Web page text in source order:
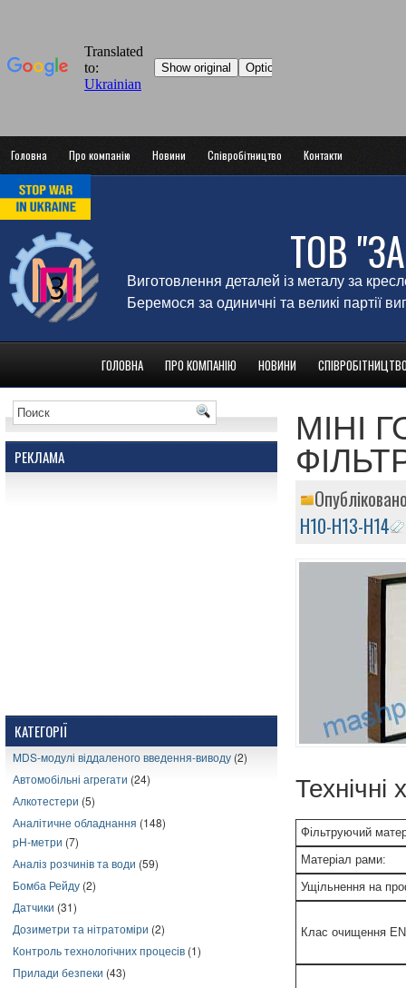
Головна Про компанію Новини Співробітництво Контакти
ТОВ
Виготовлення деталей із металу за
Беремося за одиничні та великі партії
ГОЛОВНА ПРО КОМПАНІЮ НОВИНИ
РЕКЛАМА
КАТЕГОРІЇ
MDS-модулі віддаленого введення-виводу (2)
Автомобільні агрегати (24)
Алкотестери (5)
Аналітичне обладнання (148)
pH-метри (7)
Аналіз розчинів та води (59)
Бомба Рейду (2)
Датчики (31)
Дозиметри та нітратоміри (2)
Контроль технологічних процесів (1)
Прилади безпеки (43)
МІНІ
Н10-Н13-Н14
Технічні
Фільтруючий
Матеріал рами:
Ущільнення на
Клас очищення